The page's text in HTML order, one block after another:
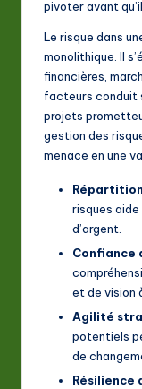
pivoter avant
Le risque dans
monolithique. Il
financières,
facteurs conduit
projets
gestion des
menace en une
risques
d’argent.
Confiance
et de vision
Agilité
potentiels
de
Résilience